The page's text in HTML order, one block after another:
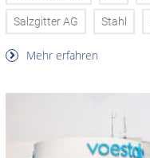
Salzgitter AG Stahl
Mehr erfahren